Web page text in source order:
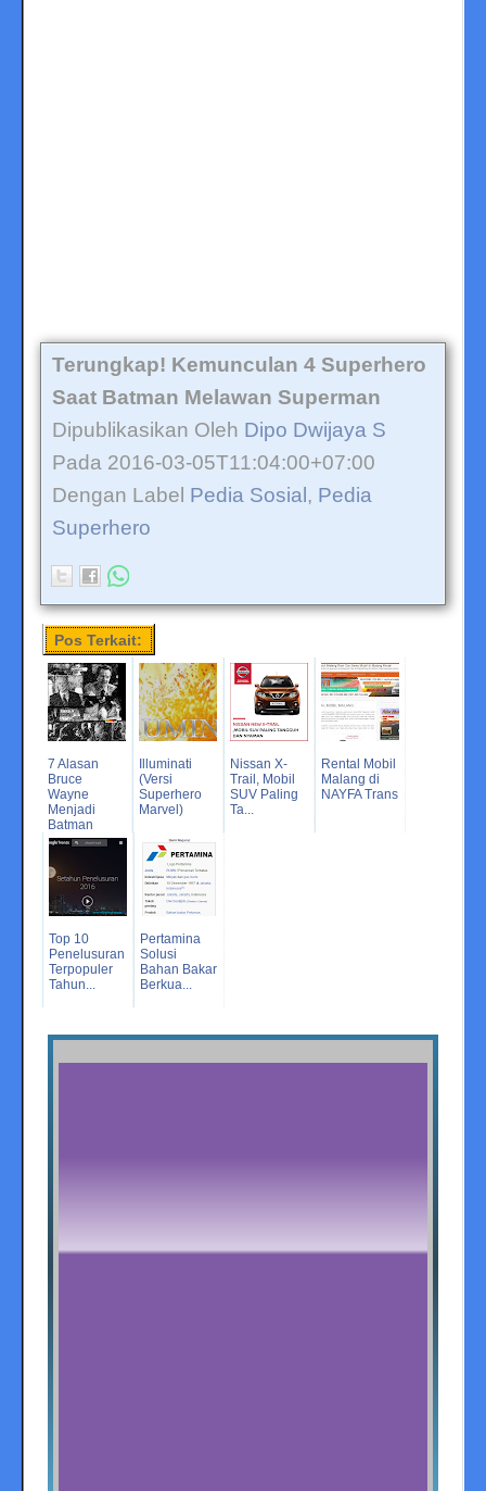
Terungkap! Kemunculan 4 Superhero
Saat Batman Melawan Superman
Dipublikasikan Oleh Dipo Dwijaya S
Pada 2016-03-05T11:04:00+07:00
Dengan Label Pedia Sosial , Pedia
Superhero
Pos Terkait:
7 Alasan
Bruce
Wayne
Menjadi
Batman
Illuminati
(Versi
Superhero
Marvel)
Nissan X-
Trail, Mobil
SUV Paling
Ta...
Rental Mobil
Malang di
NAYFA Trans
Top 10
Penelusuran
Terpopuler
Tahun...
Pertamina
Solusi
Bahan Bakar
Berkua...